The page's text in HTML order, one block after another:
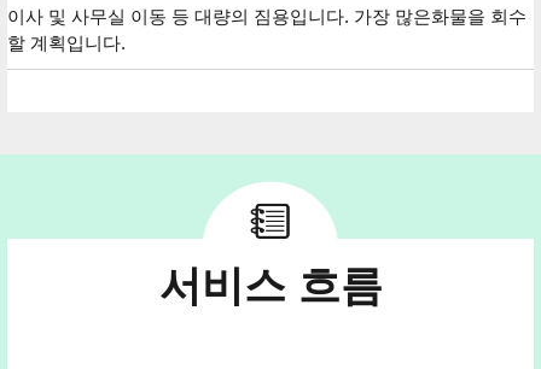
이사 및 사무실 이동 등 대량의 짐용입니다. 가장 많은화물을 회수
할 계획입니다.
서비스 흐름